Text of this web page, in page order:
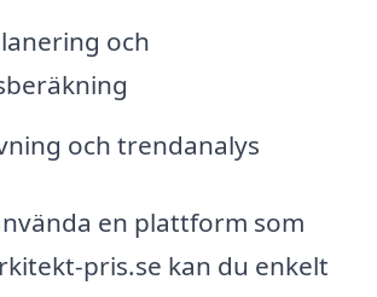
och
och trendanalys
en plattform som
pris.se kan du enkelt